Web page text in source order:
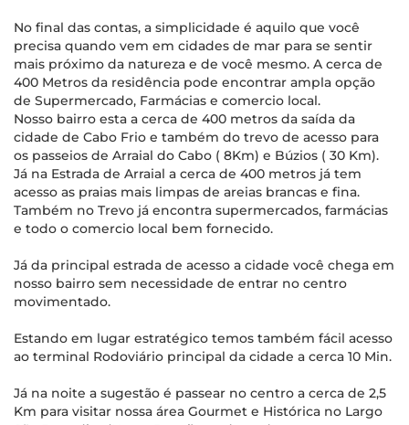
No final das contas, a simplicidade é aquilo que você
precisa quando vem em cidades de mar para se sentir
mais próximo da natureza e de você mesmo. A cerca de
400 Metros da residência pode encontrar ampla opção
de Supermercado, Farmácias e comercio local.
Nosso bairro esta a cerca de 400 metros da saída da
cidade de Cabo Frio e também do trevo de acesso para
os passeios de Arraial do Cabo ( 8Km) e Búzios ( 30 Km).
Já na Estrada de Arraial a cerca de 400 metros já tem
acesso as praias mais limpas de areias brancas e fina.
Também no Trevo já encontra supermercados, farmácias
e todo o comercio local bem fornecido.
Já da principal estrada de acesso a cidade você chega em
nosso bairro sem necessidade de entrar no centro
movimentado.
Estando em lugar estratégico temos também fácil acesso
ao terminal Rodoviário principal da cidade a cerca 10 Min.
Já na noite a sugestão é passear no centro a cerca de 2,5
Km para visitar nossa área Gourmet e Histórica no Largo